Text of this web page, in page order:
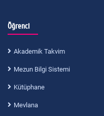
Öğrenci
Akademik Takvim
Mezun Bilgi Sistemi
Kütüphane
Mevlana